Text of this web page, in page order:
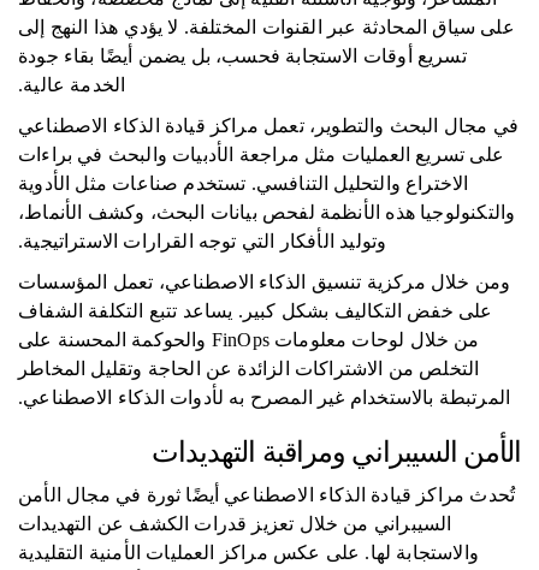
على سياق المحادثة عبر القنوات المختلفة. لا يؤدي هذا النهج إلى
تسريع أوقات الاستجابة فحسب، بل يضمن أيضًا بقاء جودة
الخدمة عالية.
في مجال البحث والتطوير، تعمل مراكز قيادة الذكاء الاصطناعي
على تسريع العمليات مثل مراجعة الأدبيات والبحث في براءات
الاختراع والتحليل التنافسي. تستخدم صناعات مثل الأدوية
والتكنولوجيا هذه الأنظمة لفحص بيانات البحث، وكشف الأنماط،
وتوليد الأفكار التي توجه القرارات الاستراتيجية.
ومن خلال مركزية تنسيق الذكاء الاصطناعي، تعمل المؤسسات
على خفض التكاليف بشكل كبير. يساعد تتبع التكلفة الشفاف
من خلال لوحات معلومات FinOps والحوكمة المحسنة على
التخلص من الاشتراكات الزائدة عن الحاجة وتقليل المخاطر
المرتبطة بالاستخدام غير المصرح به لأدوات الذكاء الاصطناعي.
الأمن السيبراني ومراقبة التهديدات
تُحدث مراكز قيادة الذكاء الاصطناعي أيضًا ثورة في مجال الأمن
السيبراني من خلال تعزيز قدرات الكشف عن التهديدات
والاستجابة لها. على عكس مراكز العمليات الأمنية التقليدية